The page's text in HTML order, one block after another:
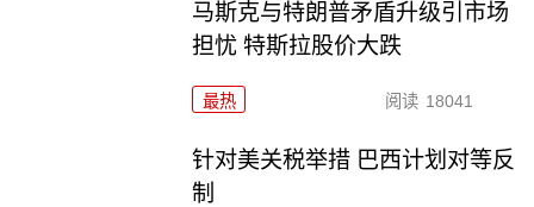
马斯克与特朗普矛盾升级引市场
担忧 特斯拉股价大跌
最热 阅读 18041
针对美关税举措 巴西计划对等反
制